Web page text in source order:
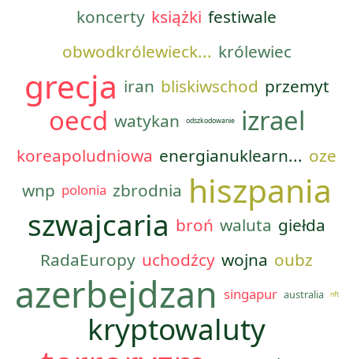
koncerty książki festiwale
obwodkrólewieck... królewiec
grecja iran bliskiwschod przemyt
oecd watykan odszkodowanie izrael
koreapoludniowa energianuklearn... oze
wnp polonia zbrodnia hiszpania
szwajcaria broń waluta giełda
RadaEuropy uchodźcy wojna oubz
azerbejdzan singapur australia nft
kryptowaluty